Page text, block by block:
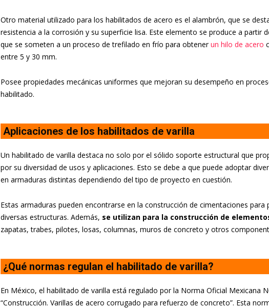
Otro material utilizado para los habilitados de acero es el alambrón, que se
resistencia a la corrosión y su superficie lisa. Este elemento se produce a partir
que se someten a un proceso de trefilado en frío para obtenerun hilo de acero
entre 5 y 30 mm.
Posee propiedades mecánicas uniformes que mejoran su desempeño en
habilitado.
Aplicaciones de los habilitados de varilla
Un habilitado de varilla destaca no solo por el sólido soporte estructural que
por su diversidad de usos y aplicaciones. Esto se debe a que puede adoptar
en armaduras distintas dependiendo del tipo de proyecto en cuestión.
Estas armaduras pueden encontrarse en la construcción de cimentaciones para
diversas estructuras. Además, se utilizan para la construcción de
zapatas, trabes, pilotes, losas, columnas, muros de concreto y otros
¿Qué normas regulan el habilitado de varilla?
En México, el habilitado de varilla está regulado por la Norma Oficial Mexicana
“Construcción. Varillas de acero corrugado para refuerzo de concreto”. Esta